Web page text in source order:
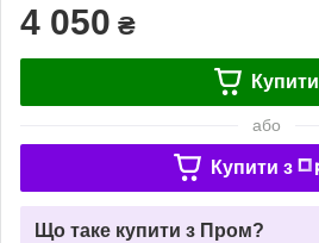
4 050 ₴
Купити
або
Купити з
Що таке купити з Пром?